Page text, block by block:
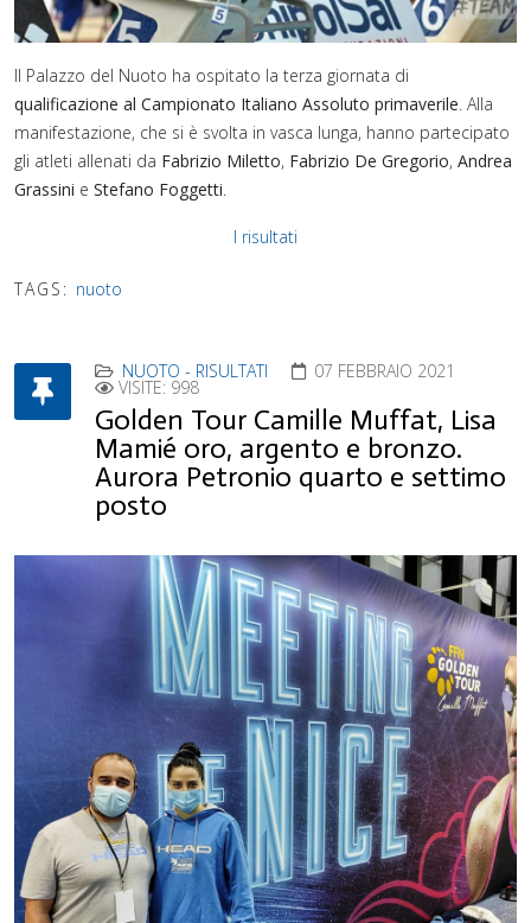
Il Palazzo del Nuoto ha ospitato la terza giornata di
qualificazione al Campionato Italiano Assoluto primaverile. Alla
manifestazione, che si è svolta in vasca lunga, hanno partecipato
gli atleti allenati da Fabrizio Miletto, Fabrizio De Gregorio, Andrea
Grassini e Stefano Foggetti.
I risultati
TAGS: nuoto
NUOTO - RISULTATI 07 FEBBRAIO 2021
VISITE: 998
Golden Tour Camille Muffat, Lisa
Mamié oro, argento e bronzo.
Aurora Petronio quarto e settimo
posto